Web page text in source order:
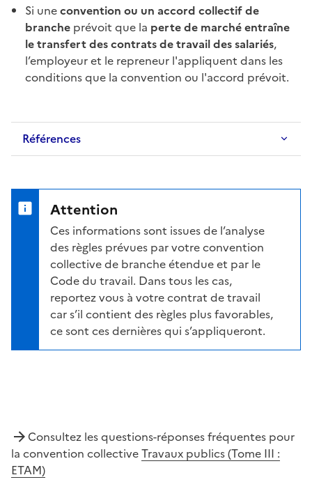
Si uneconvention ou un accord collectif de
branche prévoit que la perte de marché entraîne
letransfert des contrats de travaildes salariés,
l’employeur et le repreneur l'appliquent dans les
conditions que la convention ou l'accord prévoit.
Références
Attention
Ces informations sont issues de l’analyse
des règles prévues par votre convention
collective de branche étendue et par le
Code du travail. Dans tous les cas,
reportez vous à votre contrat de travail
car s’il contient des règles plus favorables,
ce sont ces dernières qui s’appliqueront.
Consultez les questions-réponses fréquentes pour
la convention collectiveTravaux publics (Tome III :
ETAM)